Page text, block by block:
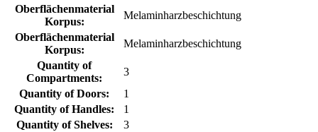
Oberflächenmaterial
Korpus:
Melaminharzbeschichtung
Oberflächenmaterial
Korpus:
Melaminharzbeschichtung
Quantity of
Compartments:
3
Quantity of Doors:
1
Quantity of Handles:
1
Quantity of Shelves:
3